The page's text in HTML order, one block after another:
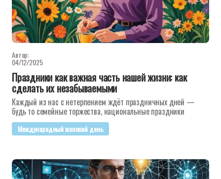
Автор:
04/12/2025
Праздники как важная часть нашей жизни: как
сделать их незабываемыми
Каждый из нас с нетерпением ждёт праздничных дней —
будь то семейные торжества, национальные праздники
Международный женский день